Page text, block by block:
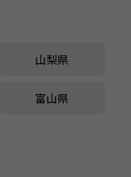
山梨県
富山県